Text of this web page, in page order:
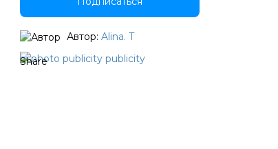
Автор: Alina. T
Share